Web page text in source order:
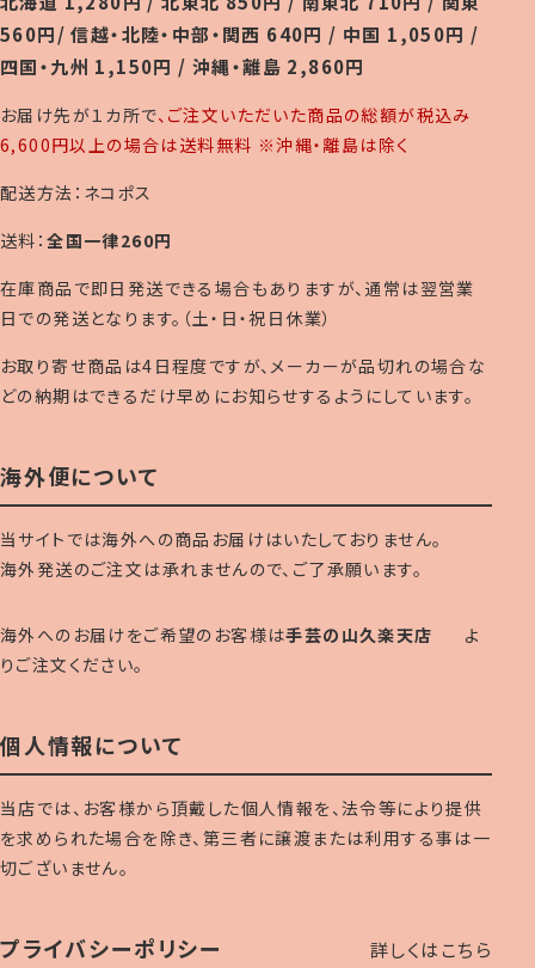
560円/ 信越・北陸・中部・関西 640円 / 中国 1,050円 /
四国・九州 1,150円 / 沖縄・離島 2,860円
お届け先が１カ所で、ご注文いただいた商品の総額が税込み
6,600円以上の場合は送料無料 ※沖縄・離島は除く
配送方法：ネコポス
送料：全国一律260円
在庫商品で即日発送できる場合もありますが、通常は翌営業
日での発送となります。（土・日・祝日休業）
お取り寄せ商品は4日程度ですが、メーカーが品切れの場合な
どの納期はできるだけ早めにお知らせするようにしています。
海外便について
当サイトでは海外への商品お届けはいたしておりません。
海外発送のご注文は承れませんので、ご了承願います。
海外へのお届けをご希望のお客様は手芸の山久楽天店
よ
りご注文ください。
個人情報について
当店では、お客様から頂戴した個人情報を、法令等により提供
を求められた場合を除き、第三者に譲渡または利用する事は一
切ございません。
プライバシーポリシー 詳しくはこちら